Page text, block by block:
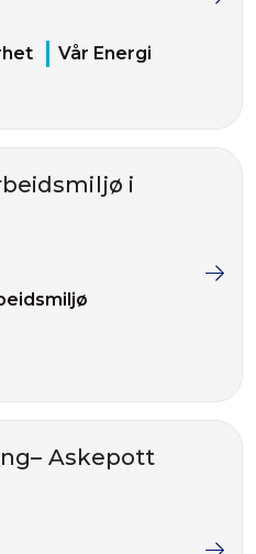
Vår Energi
i
Askepott